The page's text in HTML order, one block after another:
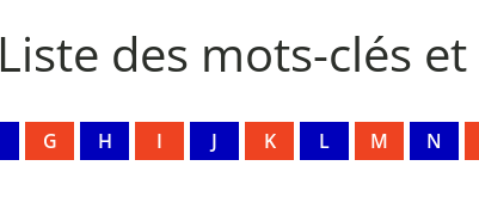
Liste des mots-clés et
G H I J K L M N